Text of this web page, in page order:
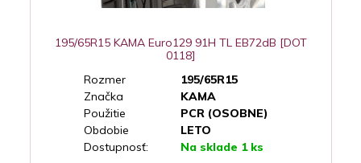
195/65R15 KAMA Euro129 91H TL EB72dB [DOT
0118]
Rozmer
195/65R15
Značka
KAMA
Použitie
PCR (OSOBNE)
Obdobie
LETO
Dostupnosť:
Na sklade 1 ks